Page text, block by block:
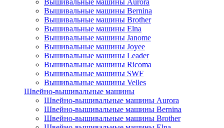
Вышивальные машины Aurora
Вышивальные машины Bernina
Вышивальные машины Brother
Вышивальные машины Elna
Вышивальные машины Janome
Вышивальные машины Joyee
Вышивальные машины Leader
Вышивальные машины Ricoma
Вышивальные машины SWF
Вышивальные машины Velles
Швейно-вышивальные машины
Швейно-вышивальные машины Aurora
Швейно-вышивальные машины Bernina
Швейно-вышивальные машины Brother